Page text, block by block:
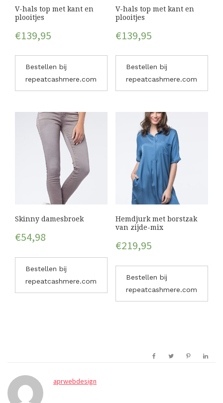
V-hals top met kant en
plooitjes
€139,95
Bestellen bij
repeatcashmere.com
V-hals top met kant en
plooitjes
€139,95
Bestellen bij
repeatcashmere.com
Skinny damesbroek
€54,98
Bestellen bij
repeatcashmere.com
Hemdjurk met borstzak
van zijde-mix
€219,95
Bestellen bij
repeatcashmere.com
aprwebdesign